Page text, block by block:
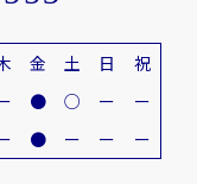
金 土 日
祝
● ○ ー
ー
● ー ー ー